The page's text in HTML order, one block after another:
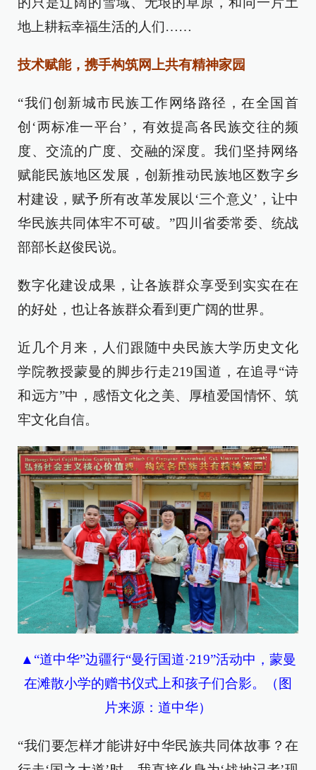
地上耕耘幸福生活的人们……
技术赋能，携手构筑网上共有精神家园
“我们创新城市民族工作网络路径，在全国首
创‘两标准一平台’，有效提高各民族交往的频
度、交流的广度、交融的深度。我们坚持网络
赋能民族地区发展，创新推动民族地区数字乡
村建设，赋予所有改革发展以‘三个意义’，让中
华民族共同体牢不可破。”四川省委常委、统战
部部长赵俊民说。
数字化建设成果，让各族群众享受到实实在在
的好处，也让各族群众看到更广阔的世界。
近几个月来，人们跟随中央民族大学历史文化
学院教授蒙曼的脚步行走219国道，在追寻“诗
和远方”中，感悟文化之美、厚植爱国情怀、筑
牢文化自信。
▲“道中华”边疆行“曼行国道·219”活动中，蒙曼
在滩散小学的赠书仪式上和孩子们合影。（图
片来源：道中华）
“我们要怎样才能讲好中华民族共同体故事？在